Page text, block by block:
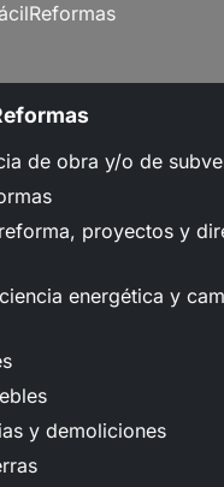
de obra y/o de
proyectos y
energética y
y demoliciones